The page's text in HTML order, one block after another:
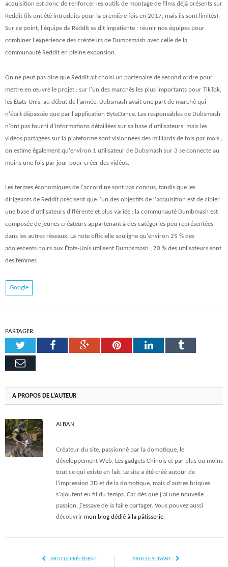
acquisition est donc de renforcer les outils de montage de films déjà présents sur
Reddit (ils ont été introduits pour la première fois en 2017, mais ils sont limités).
Sur ce point, l'équipe de Reddit se dit impatiente : réunir nos équipes pour
combiner l'expérience des créateurs de Dumbsmash avec celle de la
communauté Reddit en pleine expansion.
On ne peut pas dire que Reddit ait choisi un partenaire de second ordre pour
mettre en œuvre le projet : sur l'un des marchés les plus importants pour TikTok,
les États-Unis, au début de l'année, Dubsmash avait une part de marché qui
n'était dépassée que par l'application ByteDance. Les responsables de Dubsmash
n'ont pas fourni d'informations détaillées sur sa base d'utilisateurs, mais les
vidéos partagées sur la plateforme sont visionnées des milliards de fois par mois ;
on estime également qu'environ 1 utilisateur de Dubsmash sur 3 se connecte au
moins une fois par jour pour créer des vidéos.
Les termes économiques de l'accord ne sont pas connus, tandis que les
dirigeants de Reddit précisent que l'un des objectifs de l'acquisition est de cibler
une base d'utilisateurs différente et plus variée : la communauté Dumbmash est
composée de jeunes créateurs appartenant à des catégories peu représentées
dans les autres réseaux. La note officielle souligne qu'environ 25 % des
adolescents noirs aux États-Unis utilisent Dumbsmash ; 70 % des utilisateurs sont
des femmes
Google
PARTAGER.
TwitterFacebookGoogle+PinterestLinkedInTumblr
Email
A PROPOS DE L'AUTEUR
ALBAN
Créateur du site, passionné par la domotique, le
développement Web, Les gadgets Chinois et par plus ou moins
tout ce qui existe en fait. Le site a été créé autour de
l'impression 3D et de la domotique, mais d'autres briques
s'ajoutent eu fil du temps. Car dès que j'ai une nouvelle
passion, j'essaye de la faire partager. Vous pouvez aussi
découvrir mon blog dédié à la pâtisserie.
ARTICLE PRÉCÉDENT ARTICLE SUIVANT